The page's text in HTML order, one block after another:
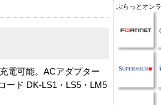
電可能。ACアダプター
ード DK-LS1・LS5・LM5
ぷらっとオン